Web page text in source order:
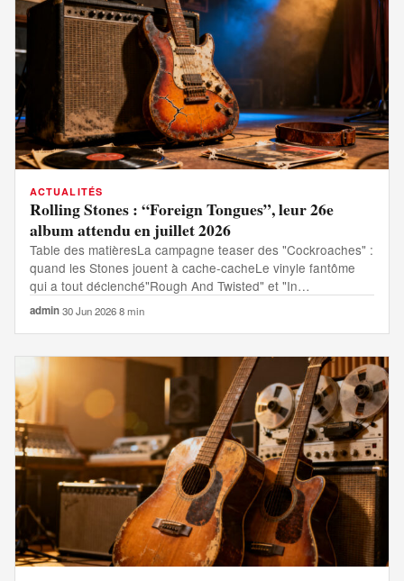
ACTUALITÉS
Rolling Stones : “Foreign Tongues”, leur 26e
album attendu en juillet 2026
Table des matièresLa campagne teaser des "Cockroaches" :
quand les Stones jouent à cache-cacheLe vinyle fantôme
qui a tout déclenché"Rough And Twisted" et "In…
admin·30 Jun 2026·8 min